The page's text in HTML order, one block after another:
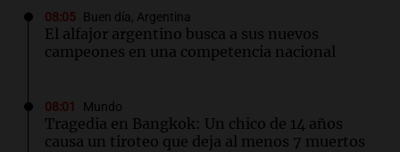
08:05 Buen día, Argentina
El alfajor argentino busca a sus nuevos
campeones en una competencia nacional
08:01 Mundo
Tragedia en Bangkok: Un chico de 14 años
causa un tiroteo que deja al menos 7 muertos